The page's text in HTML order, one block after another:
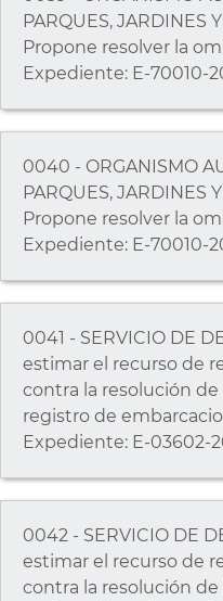
PARQUES, JARDINES
Propone resolver la
Expediente: E-70010-
0040 - ORGANISMO
PARQUES, JARDINES
Propone resolver la
Expediente: E-70010-
0041 - SERVICIO DE
estimar el recurso de
contra la resolución de
registro de
Expediente: E-03602-
0042 - SERVICIO DE
estimar el recurso de
contra la resolución de